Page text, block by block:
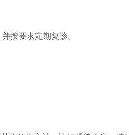
按要求定期复诊。